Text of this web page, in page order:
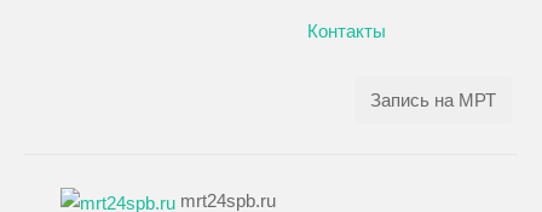
Контакты
Запись на МРТ
mrt24spb.ru